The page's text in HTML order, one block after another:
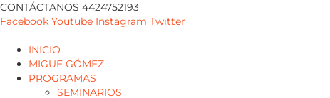
CONTÁCTANOS 4424752193
Facebook Youtube Instagram Twitter
INICIO
MIGUE GÓMEZ
PROGRAMAS
SEMINARIOS